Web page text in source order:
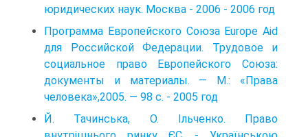
юридических наук. Москва - 2006 - 2006 год
Программа Европейского Союза Europe Aid
для Российской Федерации. Трудовое и
социальное право Европейского Союза:
документы и материалы. — М.: «Права
человека»,2005. — 98 с. - 2005 год
Й. Тачинська, О. Ільченко. Право